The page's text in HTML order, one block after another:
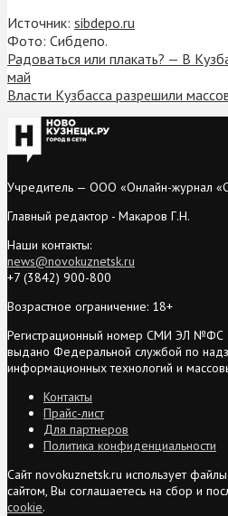
Источник: sibdepo.ru
Фото: Сибдепо.
Радоваться или плакать? — В
май
Власти Кузбасса разрешили
Учредитель — ООО «Онлайн-журнал
Главный редактор - Макаров Г.Н.
Наши контакты:
news@novokuznetsk.ru
+7 (3842) 900-800
Возрастное ограничение: 18+
Регистрационный номер СМИ ЭЛ №ФС
выдано Федеральной службой по
информационных технологий и
Контакты
Прайс-лист
Для партнеров
Политика конфиденциальности
Сайт novokuznetsk.ru использует
сайтом, Вы соглашаетесь на сбор и
cookie.